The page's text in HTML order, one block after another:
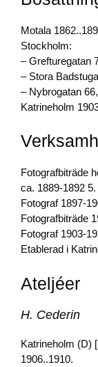
Motala
Stockholm:
– Grefturegatan
– Stora
– Nybrogatan
Katrineholm
Fotografbiträde
ca. 1889-1892 5.
Fotograf 1897-
Fotografbiträde
Fotograf 1903-
Etablerad i
Ateljéer
H. Cederin
Katrineholm (D)
1906..1910.